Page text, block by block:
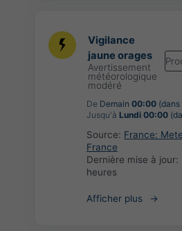
Vigilance
jaune orages
Avertissement
météorologique
modéré
De Demain 00:00
Jusqu'à Lundi 00:00
Source: France:
France
Dernière mise à jour:
heures
Afficher plus